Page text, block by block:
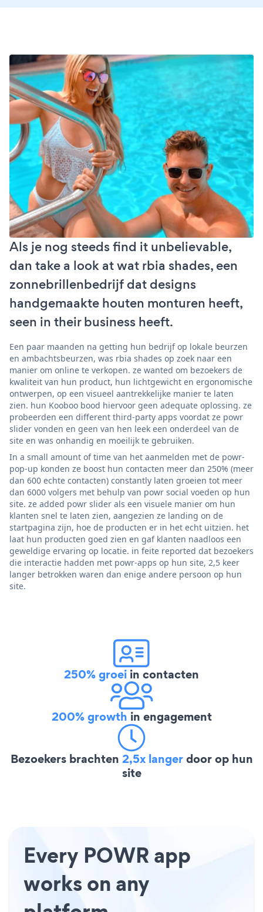
Als je nog steeds find it unbelievable,
dan take a look at wat rbia shades, een
zonnebrillenbedrijf dat designs
handgemaakte houten monturen heeft,
seen in their business heeft.
Een paar maanden na getting hun bedrijf op lokale beurzen
en ambachtsbeurzen, was rbia shades op zoek naar een
manier om online te verkopen. ze wanted om bezoekers de
kwaliteit van hun product, hun lichtgewicht en ergonomische
ontwerpen, op een visueel aantrekkelijke manier te laten
zien. hun Kooboo bood hiervoor geen adequate oplossing. ze
probeerden een different third-party apps voordat ze powr
slider vonden en geen van hen leek een onderdeel van de
site en was onhandig en moeilijk te gebruiken.
In a small amount of time van het aanmelden met de powr-
pop-up konden ze boost hun contacten meer dan 250% (meer
dan 600 echte contacten) constantly laten groeien tot meer
dan 6000 volgers met behulp van powr social voeden op hun
site. ze added powr slider als een visuele manier om hun
klanten snel te laten zien, aangezien ze landing on de
startpagina zijn, hoe de producten er in het echt uitzien. het
laat hun producten goed zien en gaf klanten naadloos een
geweldige ervaring op locatie. in feite reported dat bezoekers
die interactie hadden met powr-apps op hun site, 2,5 keer
langer betrokken waren dan enige andere persoon op hun
site.
250% groei in contacten
200% growth in engagement
Bezoekers brachten 2,5x langerdoor op hun
site
Every POWR app
works on any